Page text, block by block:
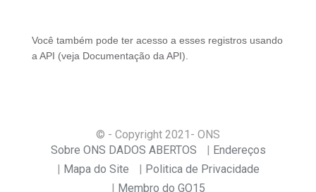
Você também pode ter acesso a esses registros usando
a API (veja Documentação da API ).
© - Copyright 2021 - ONS
Sobre ONS DADOS ABERTOS
Endereços
Mapa do Site
Politica de Privacidade
Membro do GO15